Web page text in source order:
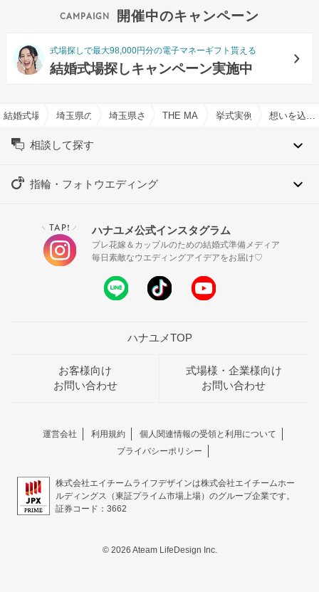
開催中のキャンペーン
式場探しで最大98,000円分の電子マネーギフト貰える
結婚式場探しキャンペーン実施中
結婚式場を探すならハナユメ
埼玉県の結婚式場一覧埼玉県さいたま市の結婚式場一覧
THE MARK GRAND HOTELで結婚式
挙式実例
相談して探す
指輪・フォトウエディング
＼ TAP! ／ ハナユメ公式インスタグラム
プレ花嫁＆カップルのための結婚式準備メディア
毎日素敵なウエディングアイデアをお届け♡
ハナユメTOP
お客様向け
お問い合わせ
式場様・企業様向け
お問い合わせ
運営会社 利用規約
個人関連情報の受領と利用について
プライバシーポリシー
株式会社エイチームライフデザインは株式会社エイチームホー
ルディングス（東証プライム市場上場）のグループ企業です。
証券コード：3662
© 2026 Ateam LifeDesign Inc.